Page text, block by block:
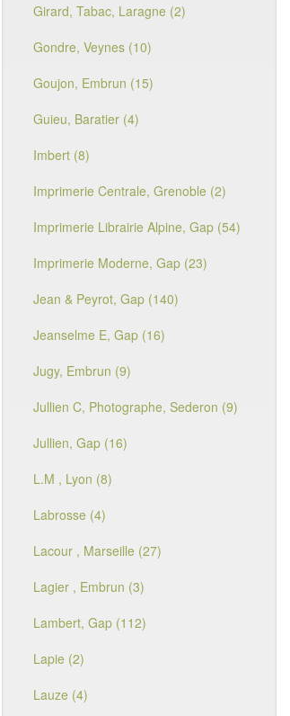
Girard, Tabac, Laragne (2)
Gondre, Veynes (10)
Goujon, Embrun (15)
Guieu, Baratier (4)
Imbert (8)
Imprimerie Centrale, Grenoble (2)
Imprimerie Librairie Alpine, Gap (54)
Imprimerie Moderne, Gap (23)
Jean & Peyrot, Gap (140)
Jeanselme E, Gap (16)
Jugy, Embrun (9)
Jullien C, Photographe, Sederon (9)
Jullien, Gap (16)
L.M , Lyon (8)
Labrosse (4)
Lacour , Marseille (27)
Lagier , Embrun (3)
Lambert, Gap (112)
Lapie (2)
Lauze (4)